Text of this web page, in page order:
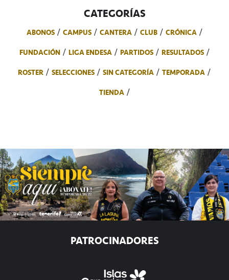
CATEGORÍAS
ABONOS CAMPUS CANTERA CLUB
CRÓNICA
FUNDACIÓN
LIGA ENDESA PARTIDOS
RESULTADOS
ROSTER
SELECCIONES SIN CATEGORÍA
TEMPORADA
TIENDA
PATROCINADORES